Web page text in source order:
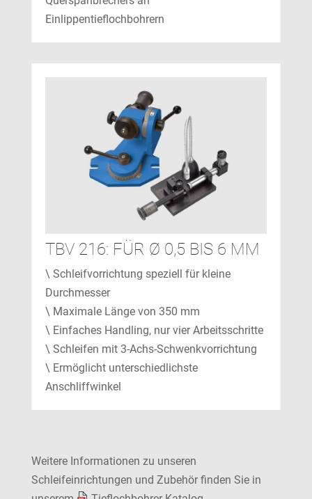
Einlippentieflochbohrern
TBV 216: FÜR Ø 0,5 BIS 6 MM
\ Schleifvorrichtung speziell für kleine
Durchmesser
\ Maximale Länge von 350 mm
\ Einfaches Handling, nur vier Arbeitsschritte
\ Schleifen mit 3-Achs-Schwenkvorrichtung
\ Ermöglicht unterschiedlichste
Anschliffwinkel
Weitere Informationen zu unseren
Schleifeinrichtungen und Zubehör finden Sie in